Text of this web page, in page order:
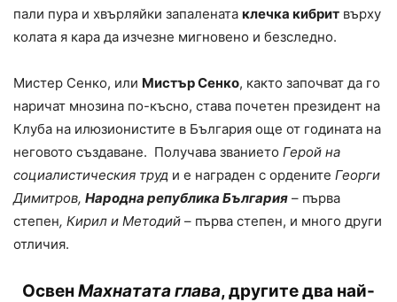
пали пура и хвърляйки запалената клечка кибрит върху
колата я кара да изчезне мигновено и безследно.
Мистер Сенко, или Мистър Сенко, както започват да го
наричат мнозина по-късно, става почетен президент на
Клуба на илюзионистите в България още от годината на
неговото създаване. Получава званието Герой на
социалистическия труд и е награден с ордените Георги
Димитров, Народна република България – първа
степен, Кирил и Методий – първа степен, и много други
отличия.
ОсвенМахнатата глава, другите два най-